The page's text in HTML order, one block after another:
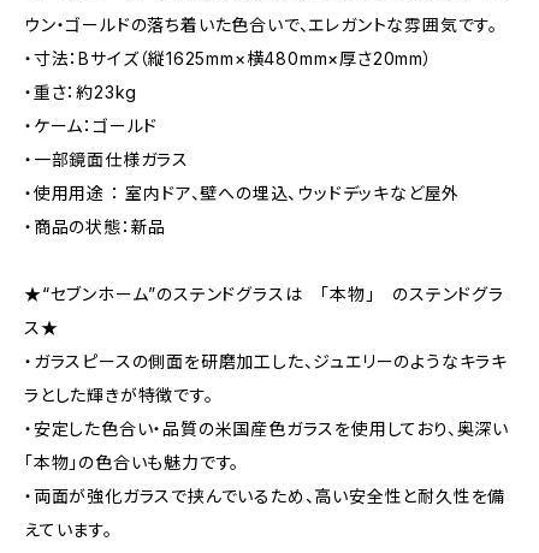
ウン・ゴールドの落ち着いた色合いで、エレガントな雰囲気です。
・寸法：Bサイズ（縦1625mm×横480mm×厚さ20mm）
・重さ：約23kg
・ケーム：ゴールド
・一部鏡面仕様ガラス
・使用用途 ： 室内ドア、壁への埋込、ウッドデッキなど屋外
・商品の状態：新品
★“セブンホーム”のステンドグラスは 「本物」 のステンドグラ
ス★
・ガラスピースの側面を研磨加工した、ジュエリーのようなキラキ
ラとした輝きが特徴です。
・安定した色合い・品質の米国産色ガラスを使用しており、奥深い
「本物」の色合いも魅力です。
・両面が強化ガラスで挟んでいるため、高い安全性と耐久性を備
えています。